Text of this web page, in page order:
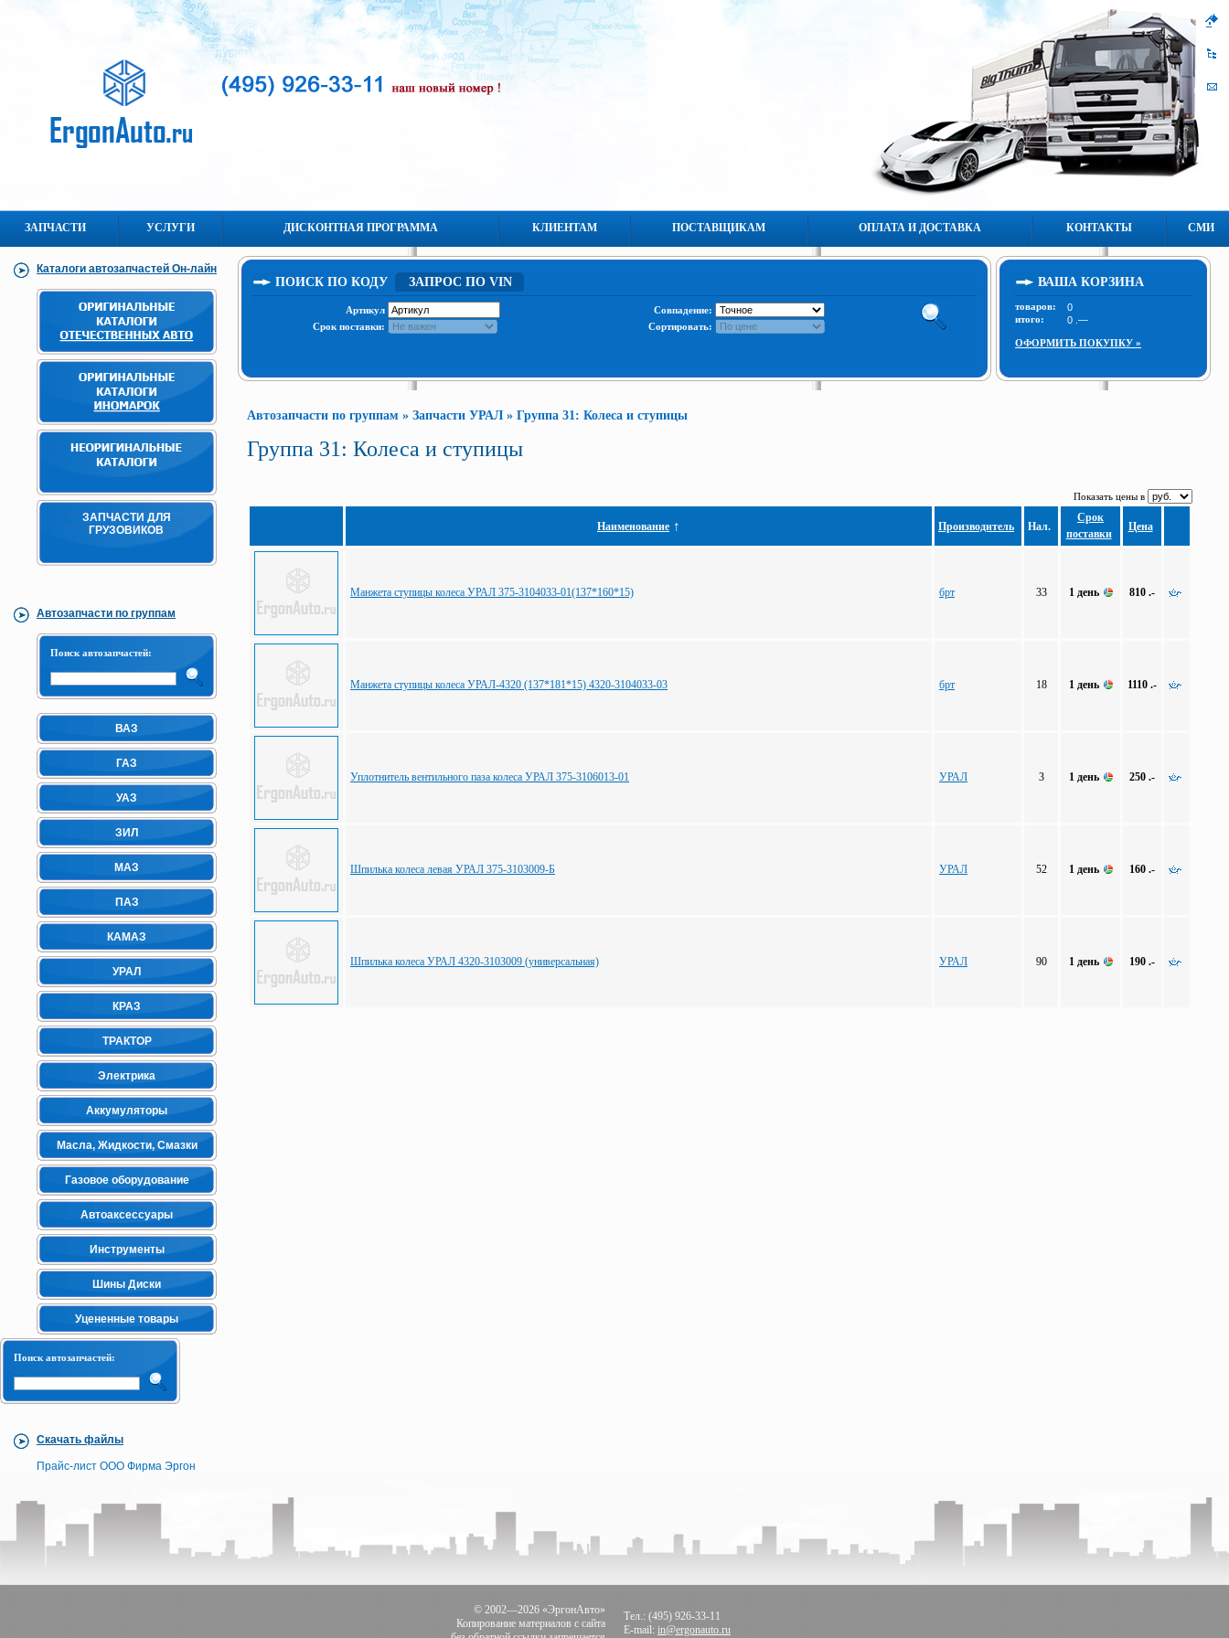
ЗАПЧАСТИ УСЛУГИ ДИСКОНТНАЯ ПРОГРАММА КЛИЕНТАМ ПОСТАВЩИКАМ ОПЛАТА И ДОСТАВКА КОНТАКТЫ СМИ
Каталоги автозапчастей Он-лайн
ЗАПЧАСТИ ДЛЯ
ГРУЗОВИКОВ
Автозапчасти по группам
Поиск автозапчастей:
ВАЗ
ГАЗ
УАЗ
ЗИЛ
МАЗ
ПАЗ
КАМАЗ
УРАЛ
КРАЗ
ТРАКТОР
Электрика
Аккумуляторы
Масла, Жидкости, Смазки
Газовое оборудование
Автоаксессуары
Инструменты
Шины Диски
Уцененные товары
Поиск автозапчастей:
Скачать файлы
Прайс-лист ООО Фирма Эргон
ПОИСК ПО КОДУ ЗАПРОС ПО VIN
Артикул
Совпадение:
Срок поставки:
Сортировать:
ВАША КОРЗИНА
товаров:
итого:
ОФОРМИТЬ ПОКУПКУ »
Автозапчасти по группам » Запчасти УРАЛ» Группа 31: Колеса и ступицы
Группа 31: Колеса и ступицы
Показать цены в
Наименование ↑ Производитель Нал.
Срок
поставки
Цена
Манжета ступицы колеса УРАЛ 375-3104033-01(137*160*15) брт 33 1 день 810 .-
Манжета ступицы колеса УРАЛ-4320 (137*181*15) 4320-3104033-03 брт 18 1 день 1110 .-
Уплотнитель вентильного паза колеса УРАЛ 375-3106013-01 УРАЛ 3 1 день 250 .-
Шпилька колеса левая УРАЛ 375-3103009-Б УРАЛ 52 1 день 160 .-
Шпилька колеса УРАЛ 4320-3103009 (универсальная) УРАЛ 90 1 день 190 .-
© 2002—2026 «ЭргонАвто»
Копирование материалов с сайта
Тел.: (495) 926-33-11
E-mail: in@ergonauto.ru